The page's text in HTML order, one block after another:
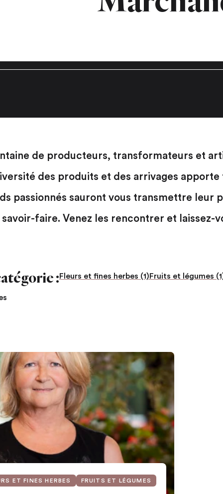
de producteurs, transformateurs et
des produits et des arrivages
passionnés sauront vous transmettre leur
faire. Venez les rencontrer et laissez-
:Fleurs et fines herbes (1)Fruits et légumes
ET FINES HERBES FRUITS ET LÉGUMES